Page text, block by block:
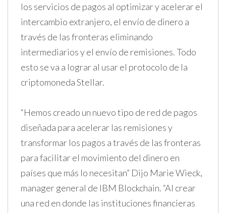
los servicios de pagos al optimizar y acelerar el
intercambio extranjero, el envío de dinero a
través de las fronteras eliminando
intermediarios y el envío de remisiones. Todo
esto se va a lograr al usar el protocolo de la
criptomoneda Stellar.
“Hemos creado un nuevo tipo de red de pagos
diseñada para acelerar las remisiones y
transformar los pagos a través de las fronteras
para facilitar el movimiento del dinero en
países que más lo necesitan” Dijo Marie Wieck,
manager general de IBM Blockchain. “Al crear
una red en donde las instituciones financieras